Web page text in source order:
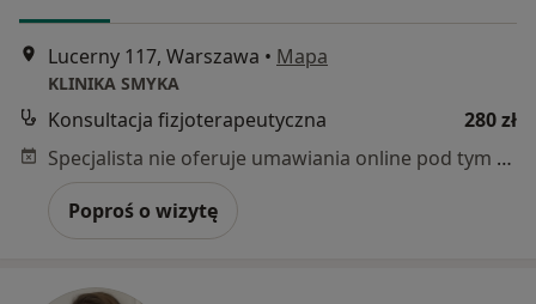
Lucerny 117, Warszawa • Mapa
KLINIKA SMYKA
Konsultacja fizjoterapeutyczna
280 zł
Specjalista nie oferuje umawiania online pod tym adresem.
Poproś o wizytę